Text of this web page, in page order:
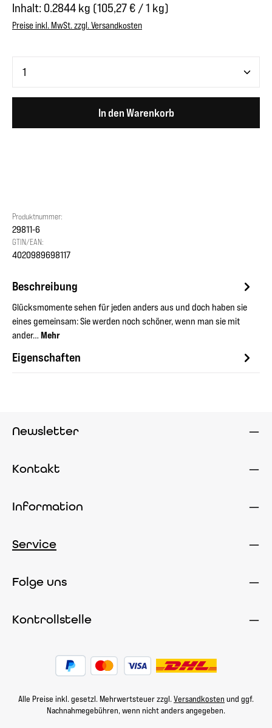
Inhalt: 0.2844 kg (105,27 € / 1 kg)
Preise inkl. MwSt. zzgl. Versandkosten
In den Warenkorb
Produktnummer:
29811-6
GTIN/EAN:
4020989698117
Beschreibung
Glücksmomente sehen für jeden anders aus und doch haben sie
eines gemeinsam: Sie werden noch schöner, wenn man sie mit
ander… Mehr
Eigenschaften
Newsletter
Kontakt
Information
Service
Folge uns
Kontrollstelle
Alle Preise inkl. gesetzl. Mehrwertsteuer zzgl. Versandkosten und ggf.
Nachnahmegebühren, wenn nicht anders angegeben.